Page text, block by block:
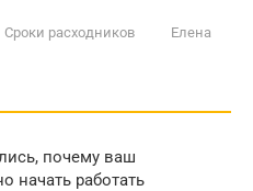
Сроки расходников
Елена
почему ваш
начать работать